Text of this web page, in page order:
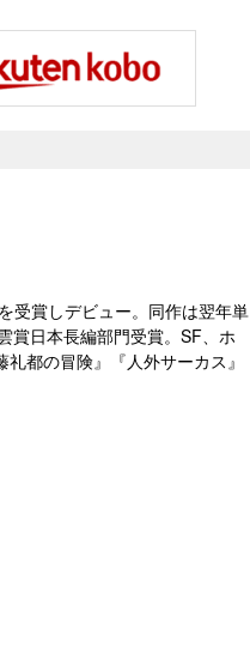
受賞しデビュー。同作は翌年単
賞日本長編部門受賞。SF、ホ
都の冒険』『人外サーカス』